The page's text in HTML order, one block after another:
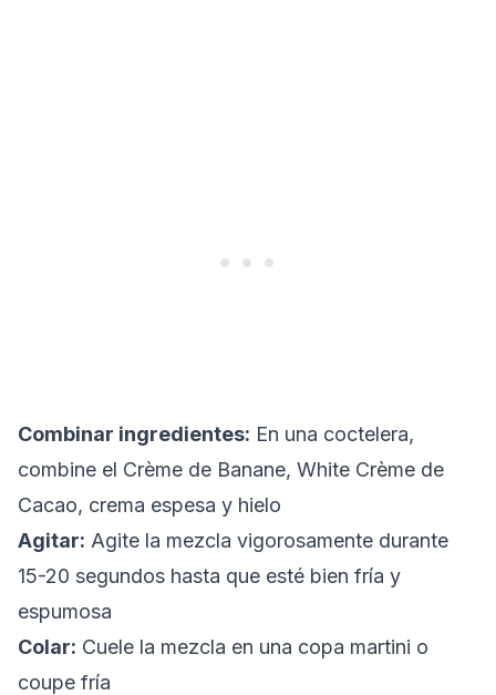
Combinar ingredientes: En una coctelera,
combine el Crème de Banane, White Crème de
Cacao, crema espesa y hielo
Agitar: Agite la mezcla vigorosamente durante
15-20 segundos hasta que esté bien fría y
espumosa
Colar: Cuele la mezcla en una copa martini o
coupe fría